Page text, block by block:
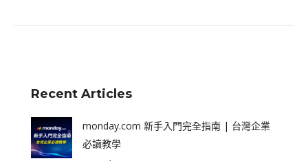
Recent Articles
monday.com 新手入門完全指南 | 台灣企業
必讀教學